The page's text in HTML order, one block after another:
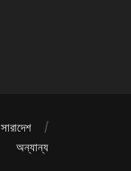
সারাদেশ
অন্যান্য